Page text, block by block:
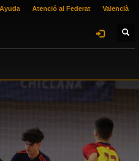
Ayuda Atenció al Federat Valencià